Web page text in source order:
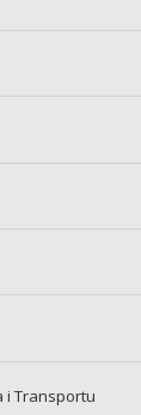
i Transportu